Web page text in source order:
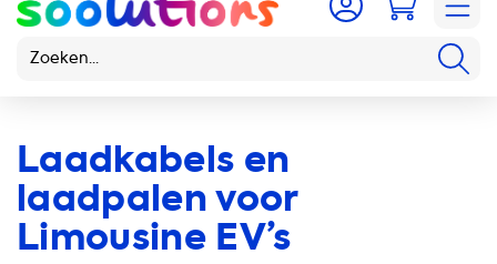
Laadkabels en
laadpalen voor
Limousine EV’s